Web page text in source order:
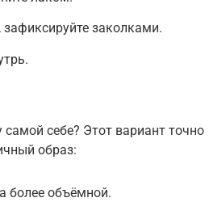
зафиксируйте заколками.
себе? Этот вариант точно
образ:
более объёмной.